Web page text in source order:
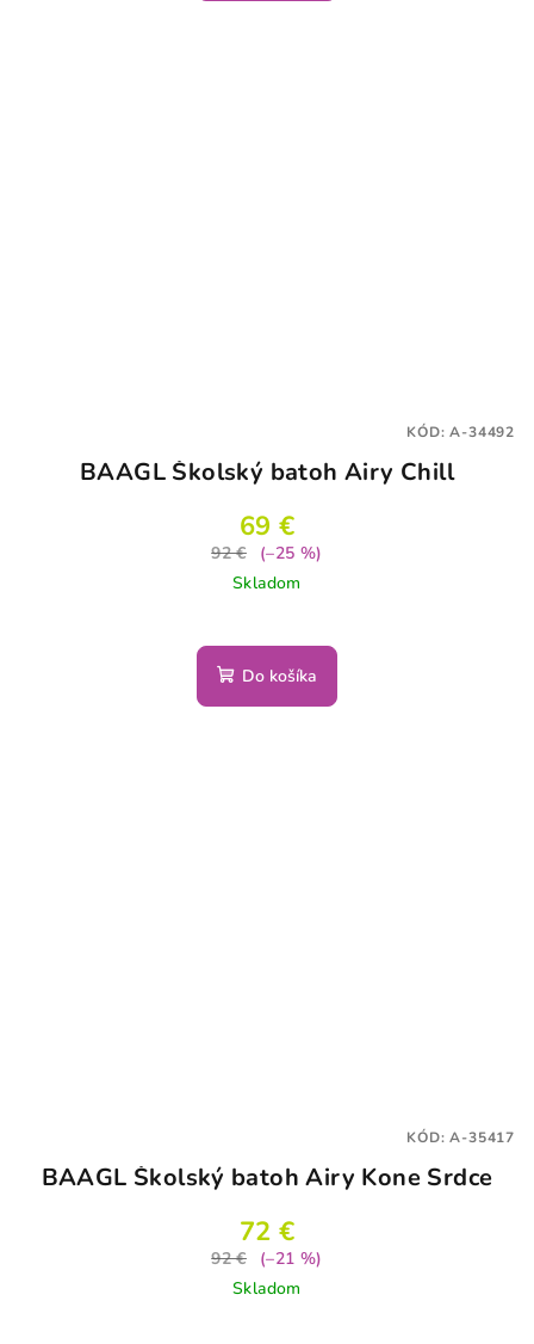
BAAGL Školský batoh Airy Chill
69 €
92 €
(–25 %)
Skladom
Do košíka
KÓD:A-34492
BAAGL Školský batoh Airy Kone Srdce
72 €
92 €
(–21 %)
Skladom
KÓD:A-35417